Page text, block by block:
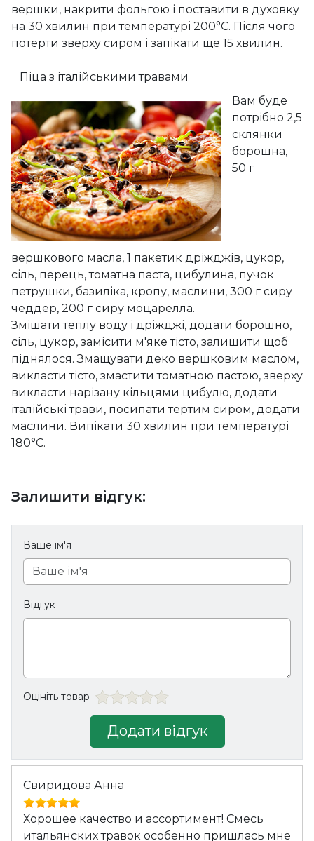
вершки, накрити фольгою і поставити в духовку
на 30 хвилин при температурі 200°C. Після чого
потерти зверху сиром і запікати ще 15 хвилин.
Піца з італійськими травами
Вам буде
потрібно 2,5
склянки
борошна,
50 г
вершкового масла, 1 пакетик дріжджів, цукор,
сіль, перець, томатна паста, цибулина, пучок
петрушки, базиліка, кропу, маслини, 300 г сиру
чеддер, 200 г сиру моцарелла.
Змішати теплу воду і дріжджі, додати борошно,
сіль, цукор, замісити м'яке тісто, залишити щоб
піднялося. Змащувати деко вершковим маслом,
викласти тісто, змастити томатною пастою, зверху
викласти нарізану кільцями цибулю, додати
італійські трави, посипати тертим сиром, додати
маслини. Випікати 30 хвилин при температурі
180°C.
Залишити відгук:
Ваше ім'я
Відгук
Оцініть товар
Додати відгук
Свиридова Анна
Хорошее качество и ассортимент! Смесь
итальянских травок особенно пришлась мне